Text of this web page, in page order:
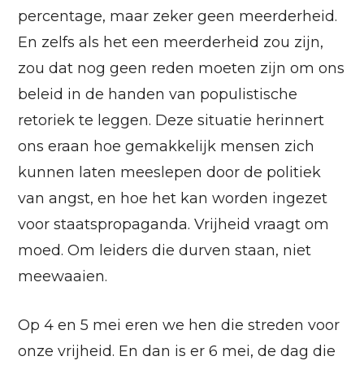
percentage, maar zeker geen meerderheid.
En zelfs als het een meerderheid zou zijn,
zou dat nog geen reden moeten zijn om ons
beleid in de handen van populistische
retoriek te leggen. Deze situatie herinnert
ons eraan hoe gemakkelijk mensen zich
kunnen laten meeslepen door de politiek
van angst, en hoe het kan worden ingezet
voor staatspropaganda. Vrijheid vraagt om
moed. Om leiders die durven staan, niet
meewaaien.
Op 4 en 5 mei eren we hen die streden voor
onze vrijheid. En dan is er 6 mei, de dag die